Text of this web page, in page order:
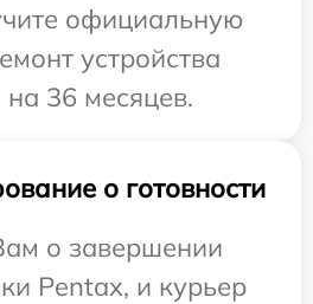
официальную
устройства
36 месяцев.
о готовности
о завершении
Pentax, и курьер